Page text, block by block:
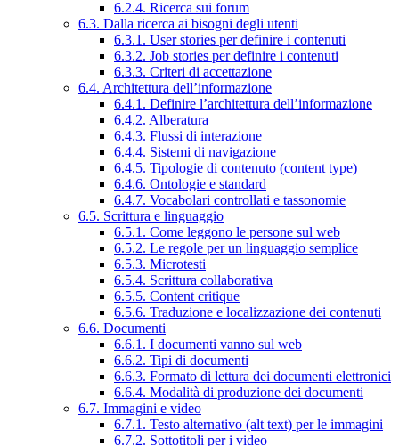
6.2.4. Ricerca sui forum
6.3. Dalla ricerca ai bisogni degli utenti
6.3.1. User stories per definire i contenuti
6.3.2. Job stories per definire i contenuti
6.3.3. Criteri di accettazione
6.4. Architettura dell’informazione
6.4.1. Definire l’architettura dell’informazione
6.4.2. Alberatura
6.4.3. Flussi di interazione
6.4.4. Sistemi di navigazione
6.4.5. Tipologie di contenuto (content type)
6.4.6. Ontologie e standard
6.4.7. Vocabolari controllati e tassonomie
6.5. Scrittura e linguaggio
6.5.1. Come leggono le persone sul web
6.5.2. Le regole per un linguaggio semplice
6.5.3. Microtesti
6.5.4. Scrittura collaborativa
6.5.5. Content critique
6.5.6. Traduzione e localizzazione dei contenuti
6.6. Documenti
6.6.1. I documenti vanno sul web
6.6.2. Tipi di documenti
6.6.3. Formato di lettura dei documenti elettronici
6.6.4. Modalità di produzione dei documenti
6.7. Immagini e video
6.7.1. Testo alternativo (alt text) per le immagini
6.7.2. Sottotitoli per i video